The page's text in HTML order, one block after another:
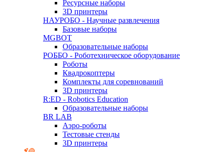
Ресурсные наборы
3D принтеры
НАУРОБО - Научные развлечения
Базовые наборы
MGBOT
Образовательные наборы
РОББО - Роботехническое оборудование
Роботы
Квадрокоптеры
Комплекты для соревнований
3D принтеры
R:ED - Robotics Education
Образовательные наборы
BR LAB
Аэро-роботы
Тестовые стенды
3D принтеры